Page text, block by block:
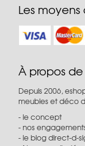
Les
À propos
Depuis 2006,
meubles et déco
le concept
nos
le blog direct-d-